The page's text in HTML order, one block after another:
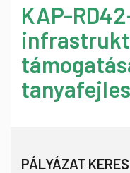
KAP-
PÁLYÁZAT